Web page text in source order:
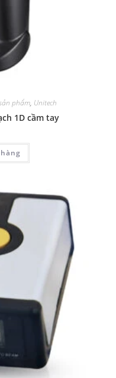
phẩm, Unitech
1D cầm tay